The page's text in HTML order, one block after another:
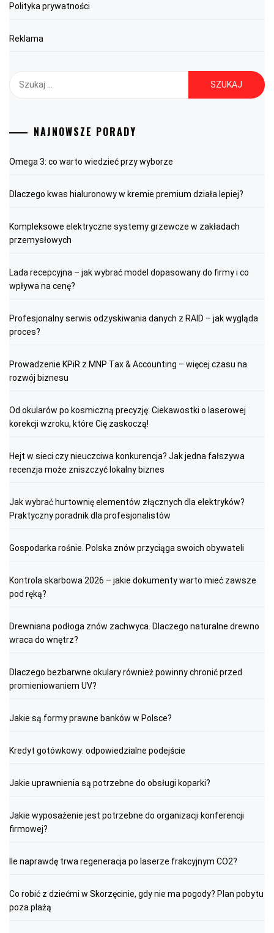
Polityka prywatności
Reklama
NAJNOWSZE PORADY
Omega 3: co warto wiedzieć przy wyborze
Dlaczego kwas hialuronowy w kremie premium działa lepiej?
Kompleksowe elektryczne systemy grzewcze w zakładach
przemysłowych
Lada recepcyjna – jak wybrać model dopasowany do firmy i co
wpływa na cenę?
Profesjonalny serwis odzyskiwania danych z RAID – jak wygląda
proces?
Prowadzenie KPiR z MNP Tax & Accounting – więcej czasu na
rozwój biznesu
Od okularów po kosmiczną precyzję: Ciekawostki o laserowej
korekcji wzroku, które Cię zaskoczą!
Hejt w sieci czy nieuczciwa konkurencja? Jak jedna fałszywa
recenzja może zniszczyć lokalny biznes
Jak wybrać hurtownię elementów złącznych dla elektryków?
Praktyczny poradnik dla profesjonalistów
Gospodarka rośnie. Polska znów przyciąga swoich obywateli
Kontrola skarbowa 2026 – jakie dokumenty warto mieć zawsze
pod ręką?
Drewniana podłoga znów zachwyca. Dlaczego naturalne drewno
wraca do wnętrz?
Dlaczego bezbarwne okulary również powinny chronić przed
promieniowaniem UV?
Jakie są formy prawne banków w Polsce?
Kredyt gotówkowy: odpowiedzialne podejście
Jakie uprawnienia są potrzebne do obsługi koparki?
Jakie wyposażenie jest potrzebne do organizacji konferencji
firmowej?
Ile naprawdę trwa regeneracja po laserze frakcyjnym CO2?
Co robić z dziećmi w Skorzęcinie, gdy nie ma pogody? Plan pobytu
poza plażą